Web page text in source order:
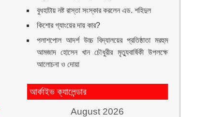
বুধহাটায় নষ্ট রাস্তা সংস্কার করলেন এড. শহিদুল
কিশোর গ্যাংয়ের দায় কার?
পলাশপোল আদর্শ উচ্চ বিদ্যালয়ের প্রতিষ্ঠাতা মরহুম
আমজাদ হোসেন খান চৌধুরীর মৃত্যুবার্ষিকী উপলক্ষে
আলোচনা ও দোয়া
আর্কাইভ ক্যালেন্ডার
August 2026